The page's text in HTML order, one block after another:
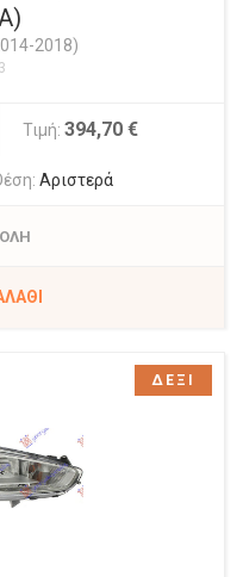
2018)
Τιμή: 394,70 €
Αριστερά
ΔΕΞΙ